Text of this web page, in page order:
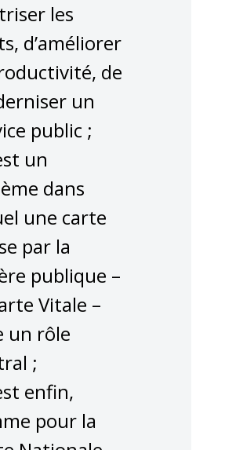
les
d’améliorer
de
un
public ;
un
dans
une carte
par la
publique –
Vitale –
un rôle
;
enfin,
pour la